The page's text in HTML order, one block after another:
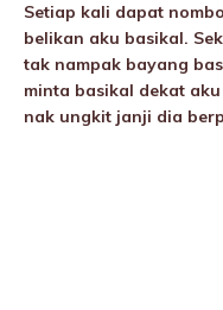
Setiap kali dapat
belikan aku basikal.
tak nampak bayang
minta basikal dekat
nak ungkit janji dia